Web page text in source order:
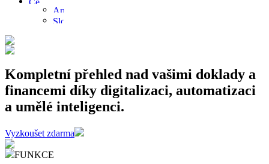
Kompletní přehled nad vašimi doklady a
financemi díky digitalizaci, automatizaci
a umělé inteligenci.
Vyzkoušet zdarma
FUNKCE